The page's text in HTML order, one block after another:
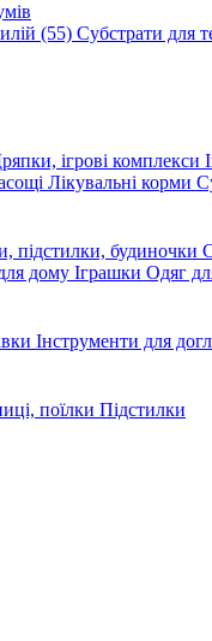
(55) Субстрати для
ігрові комплекси
Лікувальні корми
підстилки, будиночки
дому Іграшки Одяг
Інструменти для
поїлки Підстилки